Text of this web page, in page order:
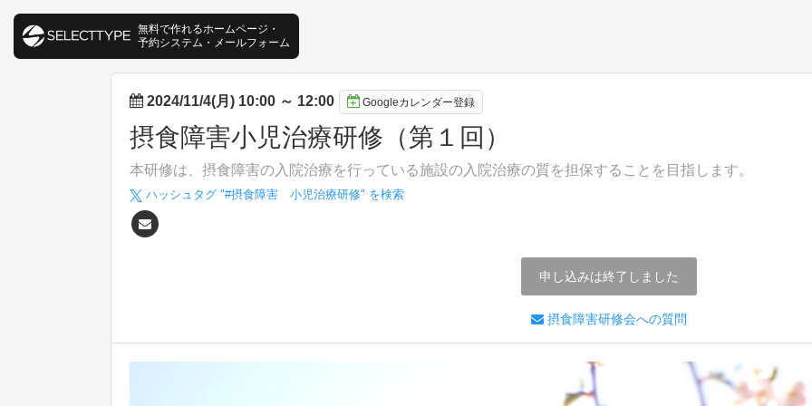
2024/11/4(月) 10:00 ～ 12:00 Googleカレンダー登録
摂食障害小児治療研修（第１回）
本研修は、摂食障害の入院治療を行っている施設の入院治療の質を担保することを目指します。
ハッシュタグ "#摂食障害 小児治療研修" を検索
申し込みは終了しました
摂食障害研修会への質問
無料で作れるホームページ・
予約システム・メールフォーム